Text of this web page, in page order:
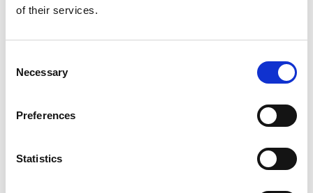
of their services.
Selection
Necessary
Preferences
Statistics
2026年柏林国际航空航天展（ILA BERLIN 2026）：全球